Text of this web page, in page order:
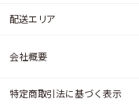
配送エリア
会社概要
特定商取引法に基づく表示